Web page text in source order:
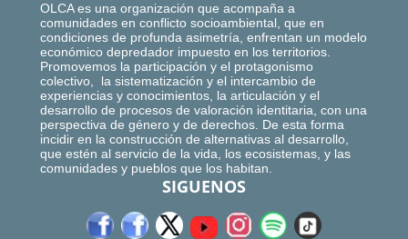
OLCA es una organización que acompaña a
comunidades en conflicto socioambiental, que en
condiciones de profunda asimetría, enfrentan un modelo
económico depredador impuesto en los territorios.
Promovemos la participación y el protagonismo
colectivo, la sistematización y el intercambio de
experiencias y conocimientos, la articulación y el
desarrollo de procesos de valoración identitaria, con una
perspectiva de género y de derechos. De esta forma
incidir en la construcción de alternativas al desarrollo,
que estén al servicio de la vida, los ecosistemas, y las
comunidades y pueblos que los habitan.
SIGUENOS